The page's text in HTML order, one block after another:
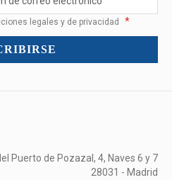
legales y de privacidad *
Puerto de Pozazal, 4, Naves 6 y 7
28031 - Madrid